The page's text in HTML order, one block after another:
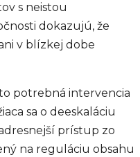
s neistou
dokazujú, že
v blízkej dobe
potrebná intervencia
sa o deeskaláciu
prístup zo
na reguláciu obsahu